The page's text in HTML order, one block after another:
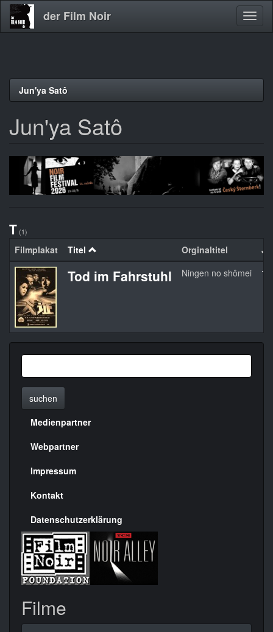
Direkt
der Film Noir
Jun'ya Satô
Jun'ya Satô
T (1)
Filmplakat Titel Orginaltitel
Tod im Fahrstuhl Ningen no shômei
suchen
Menülinks
rechte
Seite
Medienpartner
Webpartner
Impressum
Kontakt
Datenschutzerklärung
Filme